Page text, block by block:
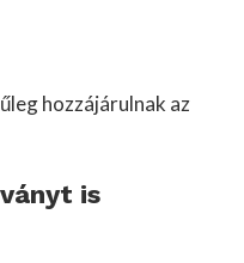
hozzájárulnak az
is